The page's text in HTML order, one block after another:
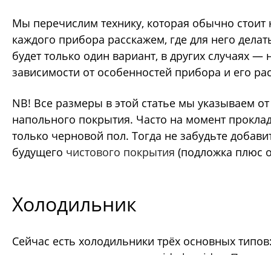
Мы перечислим технику, которая обычно стоит
каждого прибора расскажем, где для него
будет только один вариант, в других случаях —
зависимости от особенностей прибора и его
NB! Все размеры в этой статье мы указываем
напольного покрытия. Часто на момент
только черновой пол. Тогда не забудьте
будущего чистового покрытия (подложка плюс
Холодильник
Сейчас есть холодильники трёх основных